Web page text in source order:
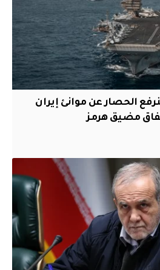
الحصار عن موانئ إيران
مضيق هرمز